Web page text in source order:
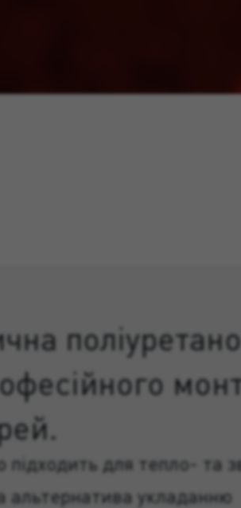
підходить для тепло- та
альтернатива укладанню